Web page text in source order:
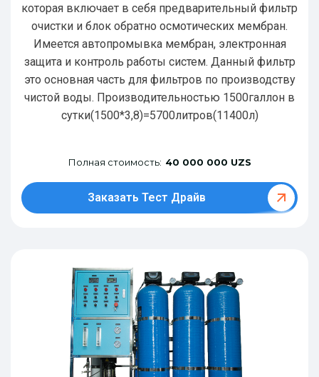
которая включает в себя предварительный фильтр
очистки и блок обратно осмотических мембран.
Имеется автопромывка мембран, электронная
защита и контроль работы систем. Данный фильтр
это основная часть для фильтров по производству
чистой воды. Производительностью 1500галлон в
сутки(1500*3,8)=5700литров(11400л)
Полная стоимость: 40 000 000 UZS
Заказать Тест Драйв